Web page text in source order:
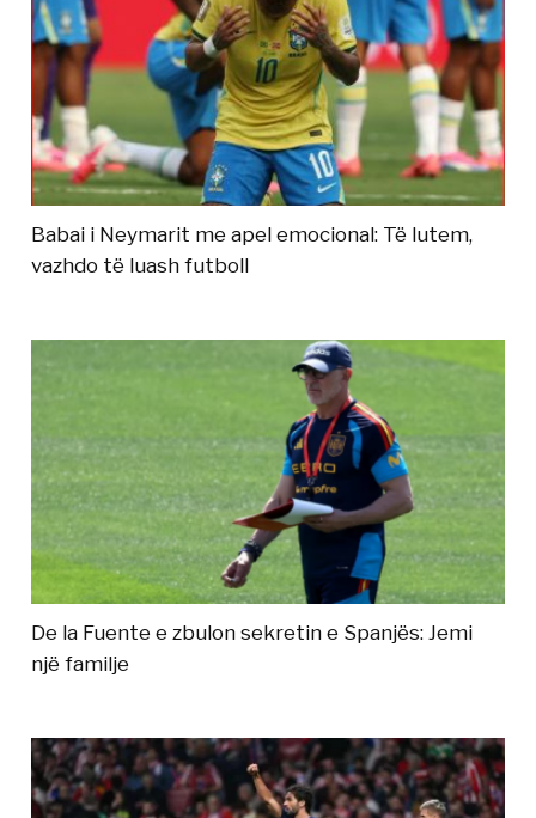
Babai i Neymarit me apel emocional: Të lutem,
vazhdo të luash futboll
De la Fuente e zbulon sekretin e Spanjës: Jemi
një familje